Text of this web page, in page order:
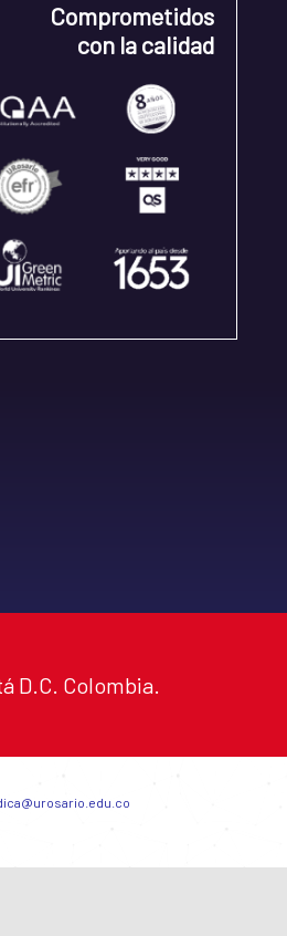
Comprometidos
con la calidad
D.C. Colombia.